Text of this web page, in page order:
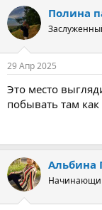
Полина
29 Апр 2025
Это место
побывать там
Альбина